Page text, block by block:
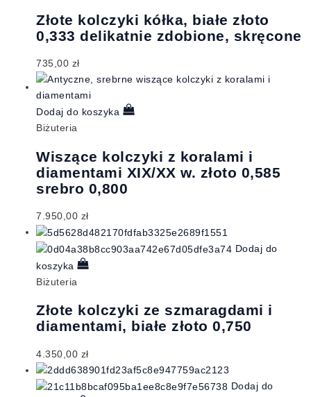
Złote kolczyki kółka, białe złoto
0,333 delikatnie zdobione, skręcone
735,00 zł
Dodaj do koszyka
Biżuteria
Wiszące kolczyki z koralami i
diamentami XIX/XX w. złoto 0,585
srebro 0,800
7.950,00 zł
Dodaj do
koszyka
Biżuteria
Złote kolczyki ze szmaragdami i
diamentami, białe złoto 0,750
4.350,00 zł
Dodaj do